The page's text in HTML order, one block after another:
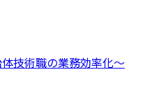
技術職の業務効率化～